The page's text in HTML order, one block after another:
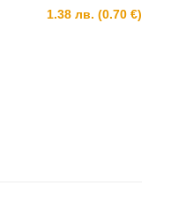
1.38 лв. (0.70 €)